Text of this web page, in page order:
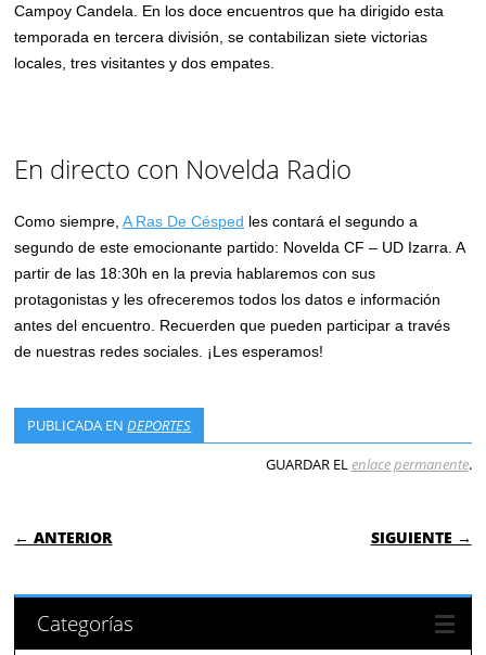
Campoy Candela. En los doce encuentros que ha dirigido esta
temporada en tercera división, se contabilizan siete victorias
locales, tres visitantes y dos empates.
En directo con Novelda Radio
Como siempre,A Ras De Césped les contará el segundo a
segundo de este emocionante partido: Novelda CF – UD Izarra. A
partir de las 18:30h en la previa hablaremos con sus
protagonistas y les ofreceremos todos los datos e información
antes del encuentro. Recuerden que pueden participar a través
de nuestras redes sociales. ¡Les esperamos!
PUBLICADA ENDEPORTES
GUARDAR ELenlace permanente.
NAVEGACIÓN DE ENTRADAS
← ANTERIOR SIGUIENTE →
Categorías